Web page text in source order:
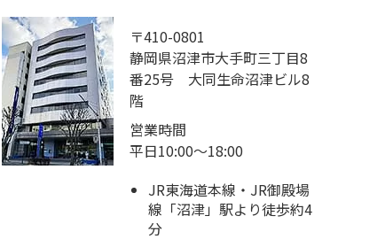
〒410-0801
静岡県沼津市大手町三丁目8
番25号 大同生命沼津ビル8
階
営業時間
平日10:00～18:00
JR東海道本線・JR御殿場
線「沼津」駅より徒歩約4
分